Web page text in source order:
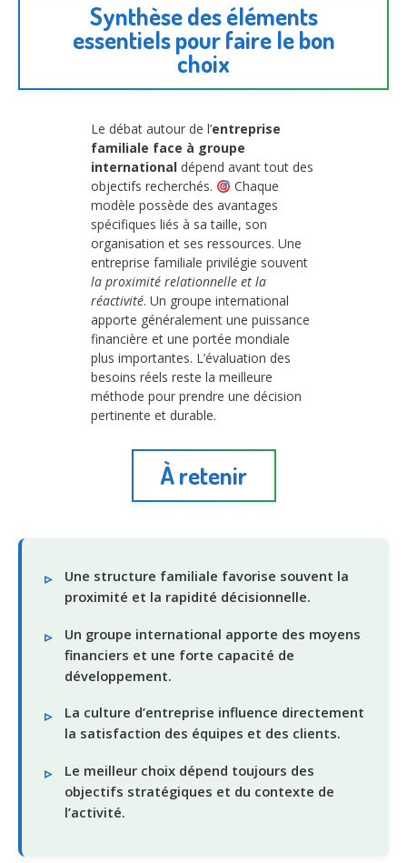
Synthèse des éléments
essentiels pour faire le bon
choix
Le débat autour de l’entreprise
familiale face à groupe
international dépend avant tout des
objectifs recherchés.
Chaque
modèle possède des avantages
spécifiques liés à sa taille, son
organisation et ses ressources. Une
entreprise familiale privilégie souvent
la proximité relationnelle et la
réactivité. Un groupe international
apporte généralement une puissance
financière et une portée mondiale
plus importantes. L’évaluation des
besoins réels reste la meilleure
méthode pour prendre une décision
pertinente et durable.
À retenir
Une structure familiale favorise souvent la
proximité et la rapidité décisionnelle.
Un groupe international apporte des moyens
financiers et une forte capacité de
développement.
La culture d’entreprise influence directement
la satisfaction des équipes et des clients.
Le meilleur choix dépend toujours des
objectifs stratégiques et du contexte de
l’activité.